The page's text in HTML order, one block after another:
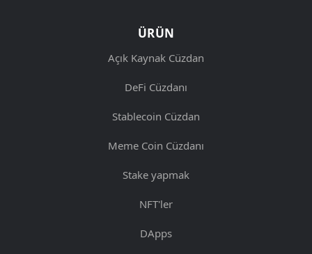
ÜRÜN
Açık Kaynak Cüzdan
DeFi Cüzdanı
Stablecoin Cüzdan
Meme Coin Cüzdanı
Stake yapmak
NFT'ler
DApps